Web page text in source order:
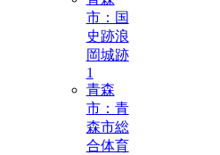
市：国
史跡浪
岡城跡
1
青森
市：青
森市総
合体育